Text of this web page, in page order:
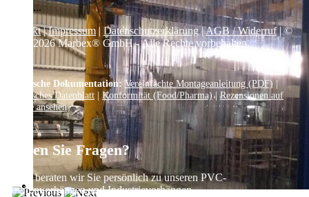
...
Kontakt|Impressum| Datenschutzerklärung|AGB / Widerruf| ©
2026Marbex® GmbH - Alle Rechte vorbehalten.
Technische Dokumentation: Vereinfachte Montageanleitung (PDF)|
Technisches Datenblatt | Konformität (Food/Pharma)|Rezensionen auf
Google ansehen
Haben Sie Fragen?
Gerne beraten wir Sie persönlich zu unseren PVC-
Streifenvorhängen und Industrievorhängen.